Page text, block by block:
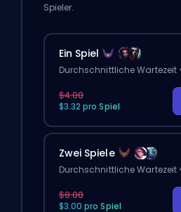
Spieler.
Ein Spiel
Durchschnittliche Wartezeit
$4.00
$3.32 pro Spiel
Zwei Spiele
Durchschnittliche Wartezeit
$8.00
$3.00 pro Spiel